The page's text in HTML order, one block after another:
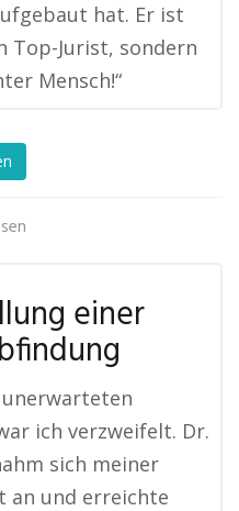
hat. Er ist
Top-Jurist, sondern
Mensch!“
einer
unerwarteten
ich verzweifelt. Dr.
sich meiner
an und erreichte